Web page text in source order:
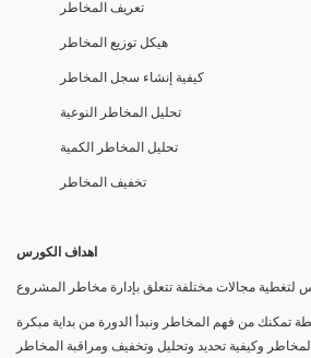
تعريف المخاطر
هيكل توزيع المخاطر
كيفية إنشاء سجل المخاطر
تحليل المخاطر النوعية
تحليل المخاطر الكمية
تخفيف المخاطر
اهداف الكورس
تمكنك من فهم المخاطر ونبدأ الدورة من بداية مبكرة